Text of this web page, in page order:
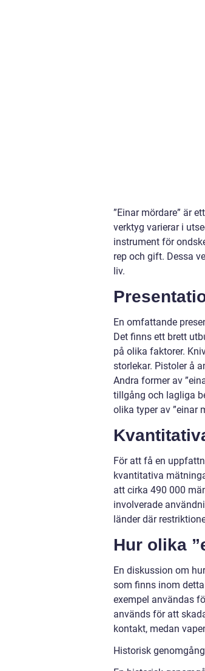
”Einar mördare” är
verktyg varierar i
instrument för
rep och gift. Dessa
liv.
En omfattande
Det finns ett brett
på olika faktorer.
storlekar. Pistoler å
Andra former av
tillgång och lagliga
olika typer av ”einar
För att få en
kvantitativa
att cirka 490 000
involverade
länder där
Hur olika
En diskussion om
som finns inom
exempel användas
används för att
kontakt, medan
Historisk